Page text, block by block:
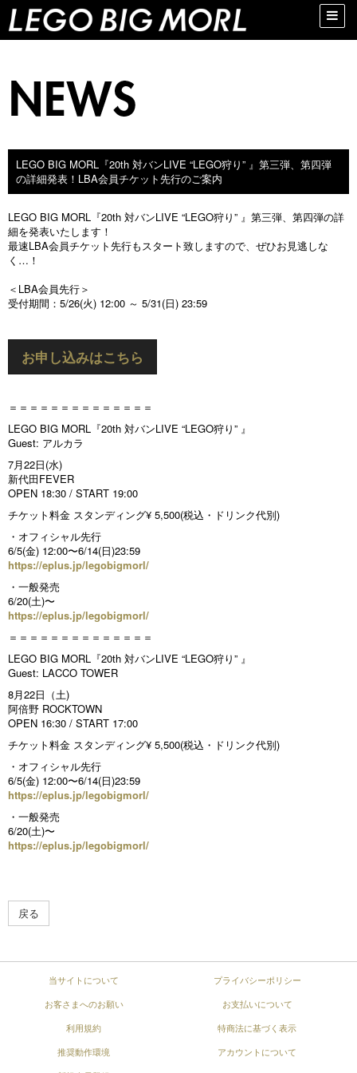
Toggle
LEGO BIG MORL『20th 対バンLIVE “LEGO狩り” 』第三弾、第四弾
の詳細発表！LBA会員チケット先行のご案内
LEGO BIG MORL『20th 対バンLIVE “LEGO狩り” 』第三弾、第四弾の詳
細を発表いたします！
最速LBA会員チケット先行もスタート致しますので、ぜひお見逃しな
く…！
＜LBA会員先行＞
受付期間：5/26(火) 12:00 ～ 5/31(日) 23:59
お申し込みはこちら
＝＝＝＝＝＝＝＝＝＝＝＝＝＝
LEGO BIG MORL『20th 対バンLIVE “LEGO狩り” 』
Guest: アルカラ
7月22日(水)
新代田FEVER
OPEN 18:30 / START 19:00
チケット料金 スタンディング¥ 5,500(税込・ドリンク代別)
・オフィシャル先行
6/5(金) 12:00〜6/14(日)23:59
https://eplus.jp/legobigmorl/
・一般発売
6/20(土)〜
https://eplus.jp/legobigmorl/
＝＝＝＝＝＝＝＝＝＝＝＝＝＝
LEGO BIG MORL『20th 対バンLIVE “LEGO狩り” 』
Guest: LACCO TOWER
8月22日（土)
阿倍野 ROCKTOWN
OPEN 16:30 / START 17:00
チケット料金 スタンディング¥ 5,500(税込・ドリンク代別)
・オフィシャル先行
6/5(金) 12:00〜6/14(日)23:59
https://eplus.jp/legobigmorl/
・一般発売
6/20(土)〜
https://eplus.jp/legobigmorl/
戻る
当サイトについて
プライバシーポリシー
お客さまへのお願い
お支払いについて
利用規約
特商法に基づく表示
推奨動作環境
アカウントについて